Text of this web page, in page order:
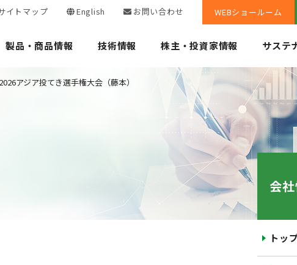
イトマップ English お問い合わせ WEBショールーム
製品・商品情報 技術情報 株主・投資家情報 サステ
アジア投てき選手権大会（藤本）
会
トッ